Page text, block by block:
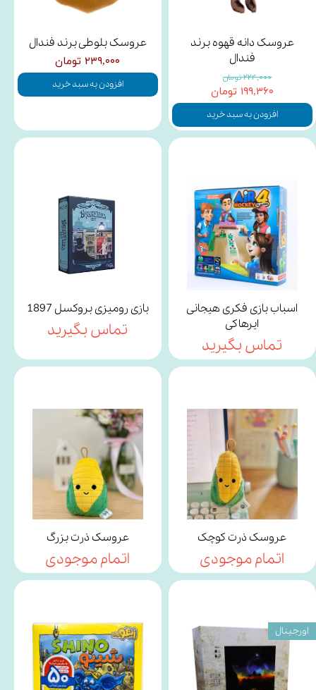
عروسک دانه قهوه برند
فندال
۲۲۴,۰۰۰ تومان
۱۹۹,۳۶۰ تومان
افزودن به سبد خرید
عروسک بلوطی برند فندال
۲۳۹,۰۰۰ تومان
افزودن به سبد خرید
اسباب بازی فکری هیجانی
ایرهاکی
تماس بگیرید
بازی رومیزی بروکسل 1897
تماس بگیرید
عروسک ذرت کوچک
اتمام موجودی
عروسک ذرت بزرگ
اتمام موجودی
اورجینال